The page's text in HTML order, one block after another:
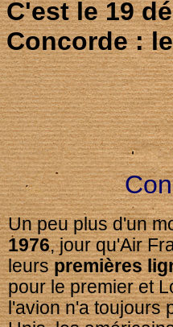
C'est le 19
Concorde :
Un peu plus d'un
1976, jour qu'Air
leurspremières
pour le premier et
l'avion n'a toujours